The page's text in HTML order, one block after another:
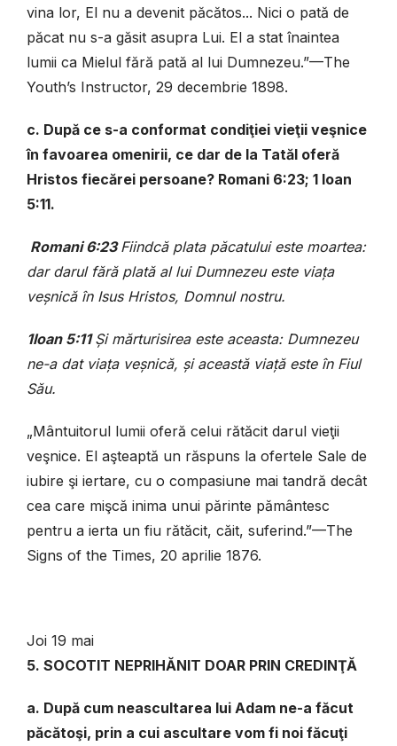
vina lor, El nu a devenit păcătos... Nici o pată de
păcat nu s-a găsit asupra Lui. El a stat înaintea
lumii ca Mielul fără pată al lui Dumnezeu.”—The
Youth’s Instructor, 29 decembrie 1898.
c. După ce s-a conformat condiţiei vieţii veşnice
în favoarea omenirii, ce dar de la Tatăl oferă
Hristos fiecărei persoane? Romani 6:23; 1 Ioan
5:11.
Romani 6:23Fiindcă plata păcatului este moartea:
dar darul fără plată al lui Dumnezeu este viaţa
veşnică în Isus Hristos, Domnul nostru.
1Ioan 5:11Şi mărturisirea este aceasta: Dumnezeu
ne-a dat viaţa veşnică, şi această viaţă este în Fiul
Său.
„Mântuitorul lumii oferă celui rătăcit darul vieţii
veşnice. El aşteaptă un răspuns la ofertele Sale de
iubire şi iertare, cu o compasiune mai tandră decât
cea care mişcă inima unui părinte pământesc
pentru a ierta un fiu rătăcit, căit, suferind.”—The
Signs of the Times, 20 aprilie 1876.
Joi 19 mai
5. SOCOTIT NEPRIHĂNIT DOAR PRIN CREDINŢĂ
a. După cum neascultarea lui Adam ne-a făcut
păcătoşi, prin a cui ascultare vom fi noi făcuţi